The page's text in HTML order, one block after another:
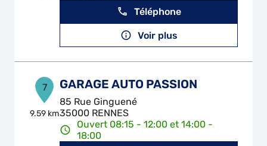
Téléphone
Voir plus
7
9.59 km
GARAGE AUTO PASSION
85 Rue Ginguené
35000 RENNES
Ouvert 08:15 - 12:00 et 14:00 -
18:00